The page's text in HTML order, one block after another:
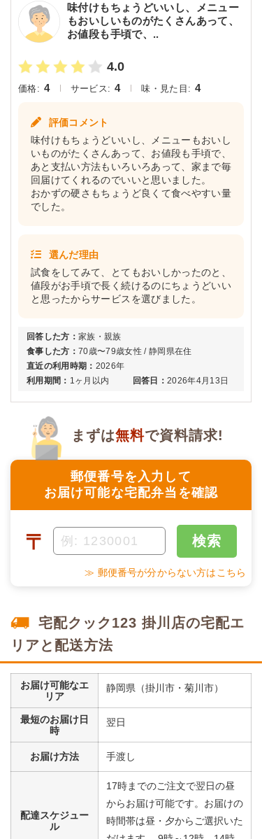
味付けもちょうどいいし、メニュー
もおいしいものがたくさんあって、
お値段も手頃で、..
回答した方： 家族・親族
食事した方： 70歳〜79歳女性 / 静岡県在住
直近の利用時期： 2026年
利用期間： 1ヶ月以内 回答日： 2026年4月13日
4.0
価格: 4 サービス: 4 味・見た目: 4
評価コメント
味付けもちょうどいいし、メニューもおいし
いものがたくさんあって、お値段も手頃で、
あと支払い方法もいろいろあって、家まで毎
回届けてくれるのでいいと思いました。
おかずの硬さもちょうど良くて食べやすい量
でした。
選んだ理由
試食をしてみて、とてもおいしかったのと、
値段がお手頃で長く続けるのにちょうどいい
と思ったからサービスを選びました。
郵便番号を入力して
お届け可能な宅配弁当を確認
まずは無料で資料請求!
〒 検索
≫ 郵便番号が分からない方はこちら
宅配クック123 掛川店の宅配エ
リアと配送方法
お届け可能なエ
リア
静岡県（掛川市・菊川市）
最短のお届け日
時
翌日
お届け方法 手渡し
配達スケジュー
ル
17時までのご注文で翌日の昼
からお届け可能です。お届けの
時間帯は昼・夕からご選択いた